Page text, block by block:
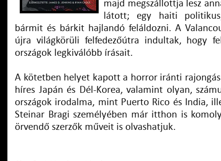
majd megszállottja lesz
látott; egy haiti
bármit és bárkit hajlandó feláldozni. A
újra világkörüli felfedezőútra indultak, hogy
országok legkiválóbb írásait.
A kötetben helyet kapott a horror iránti
híres Japán és Dél-Korea, valamint olyan,
országok irodalma, mint Puerto Rico és India,
Steinar Bragi személyében már itthon is
örvendő szerzők műveit is olvashatjuk.